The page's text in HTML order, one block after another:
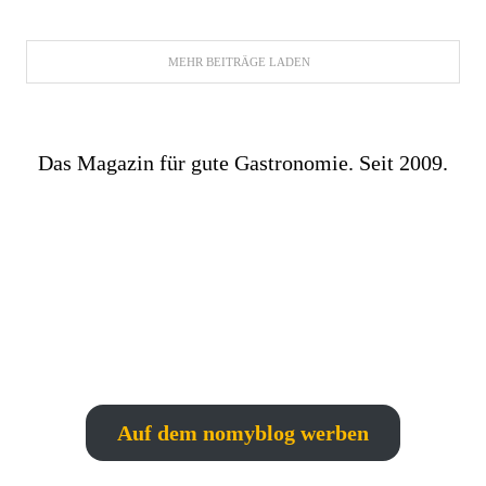
MEHR BEITRÄGE LADEN
Das Magazin für gute Gastronomie. Seit 2009.
Auf dem nomyblog werben